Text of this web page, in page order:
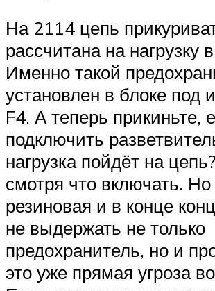
На 2114 цепь
рассчитана на нагрузку
Именно такой
установлен в блоке под
F4. А теперь прикиньте,
подключить
нагрузка пойдёт на
смотря что включать.
резиновая и в конце
не выдержать не только
предохранитель, но и
это уже прямая угроза